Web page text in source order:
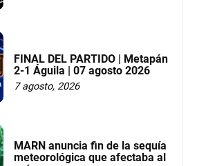
FINAL DEL PARTIDO | Metapán
2-1 Águila | 07 agosto 2026
7 agosto, 2026
MARN anuncia fin de la sequía
meteorológica que afectaba al